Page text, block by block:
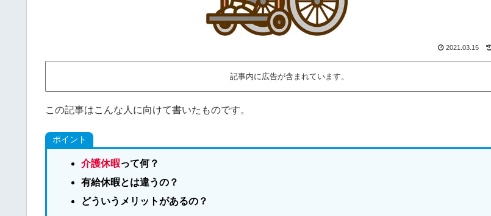
2021.03.15
記事内に広告が含まれています。
この記事はこんな人に向けて書いたものです。
ポイント
介護休暇って何？
有給休暇とは違うの？
どういうメリットがあるの？